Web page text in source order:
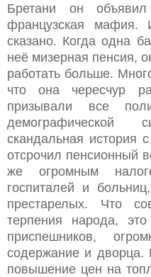
Бретани он
французская
сказано. Когда одна
неё мизерная пенсия,
работать больше.
что она чересчур
призывали все
демографической
скандальная история
отсрочил пенсионный
же огромным
госпиталей и
престарелых. Что
терпения народа,
приспешников,
содержание и дворца.
повышение цен на